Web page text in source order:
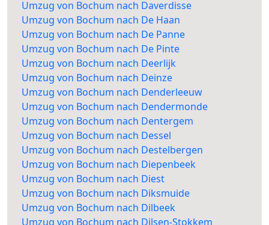
Umzug von Bochum nach Daverdisse
Umzug von Bochum nach De Haan
Umzug von Bochum nach De Panne
Umzug von Bochum nach De Pinte
Umzug von Bochum nach Deerlijk
Umzug von Bochum nach Deinze
Umzug von Bochum nach Denderleeuw
Umzug von Bochum nach Dendermonde
Umzug von Bochum nach Dentergem
Umzug von Bochum nach Dessel
Umzug von Bochum nach Destelbergen
Umzug von Bochum nach Diepenbeek
Umzug von Bochum nach Diest
Umzug von Bochum nach Diksmuide
Umzug von Bochum nach Dilbeek
Umzug von Bochum nach Dilsen-Stokkem